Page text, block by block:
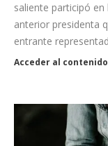
saliente participó
anterior presidenta
entrante
Acceder al contenido